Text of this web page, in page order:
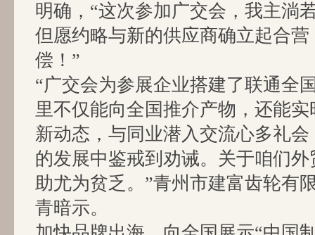
明确，“这次参加广交会，我主淌
但愿约略与新的供应商确立起合
偿！”
“广交会为参展企业搭建了联通全
里不仅能向全国推介产物，还能
新动态，与同业潜入交流心多礼
的发展中鉴戒到劝诫。关于咱们
助尤为贫乏。”青州市建富齿轮有
青暗示。